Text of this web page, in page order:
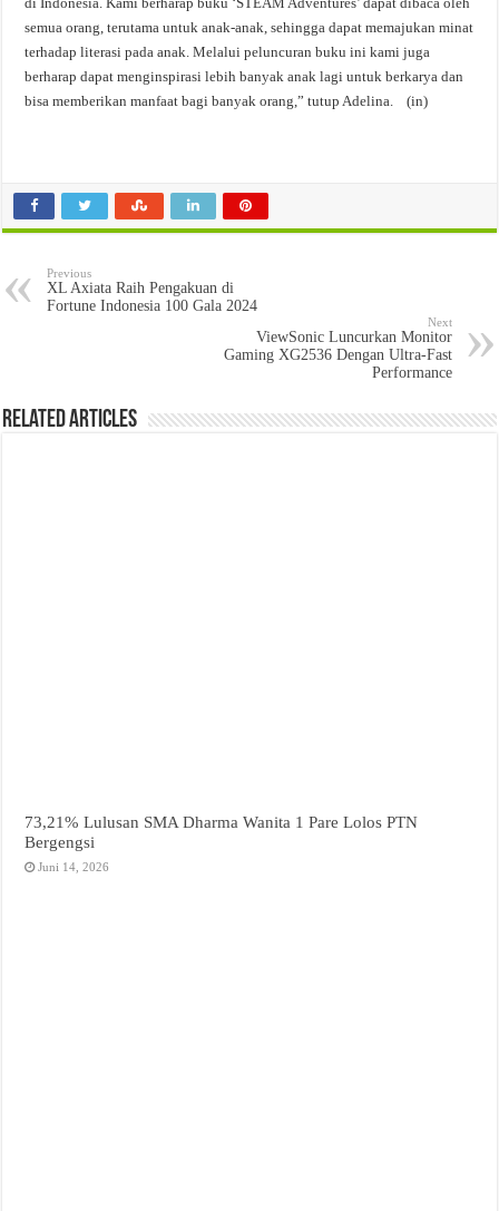
semua orang, terutama untuk anak-anak, sehingga dapat memajukan minat
terhadap literasi pada anak. Melalui peluncuran buku ini kami juga
berharap dapat menginspirasi lebih banyak anak lagi untuk berkarya dan
bisa memberikan manfaat bagi banyak orang,” tutup Adelina. (in)
Previous
XL Axiata Raih Pengakuan di
Fortune Indonesia 100 Gala 2024
Next
ViewSonic Luncurkan Monitor
Gaming XG2536 Dengan Ultra-Fast
Performance
Related Articles
73,21% Lulusan SMA Dharma Wanita 1 Pare Lolos PTN
Bergengsi
Juni 14, 2026